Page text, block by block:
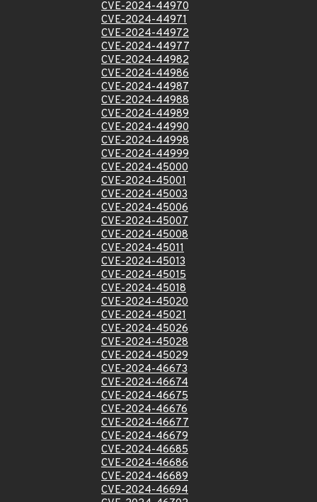
CVE-2024-44970
CVE-2024-44971
CVE-2024-44972
CVE-2024-44977
CVE-2024-44982
CVE-2024-44986
CVE-2024-44987
CVE-2024-44988
CVE-2024-44989
CVE-2024-44990
CVE-2024-44998
CVE-2024-44999
CVE-2024-45000
CVE-2024-45001
CVE-2024-45003
CVE-2024-45006
CVE-2024-45007
CVE-2024-45008
CVE-2024-45011
CVE-2024-45013
CVE-2024-45015
CVE-2024-45018
CVE-2024-45020
CVE-2024-45021
CVE-2024-45026
CVE-2024-45028
CVE-2024-45029
CVE-2024-46673
CVE-2024-46674
CVE-2024-46675
CVE-2024-46676
CVE-2024-46677
CVE-2024-46679
CVE-2024-46685
CVE-2024-46686
CVE-2024-46689
CVE-2024-46694